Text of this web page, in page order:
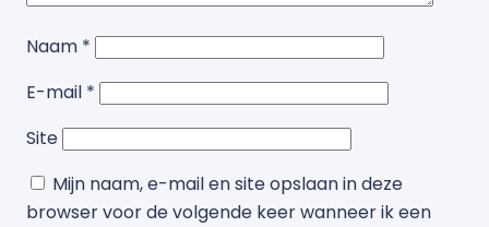
Naam *
E-mail *
Site
Mijn naam, e-mail en site opslaan in deze
browser voor de volgende keer wanneer ik een